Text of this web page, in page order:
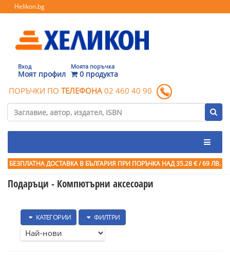
Helikon.bg
Вход
Моят профил
Моята поръчка
0 продукта
ПОРЪЧКИ ПО ТЕЛЕФОНА 02 460 40 90
БЕЗПЛАТНА ДОСТАВКА В БЪЛГАРИЯ ПРИ ПОРЪЧКА НАД 35.28 € / 69 ЛВ.
Подаръци - Компютърни аксесоари
КАТЕГОРИИ ФИЛТРИ